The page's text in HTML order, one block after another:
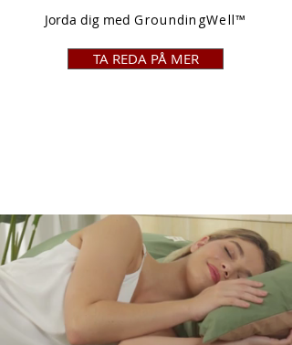
Jorda dig med GroundingWell™
TA REDA PÅ MER